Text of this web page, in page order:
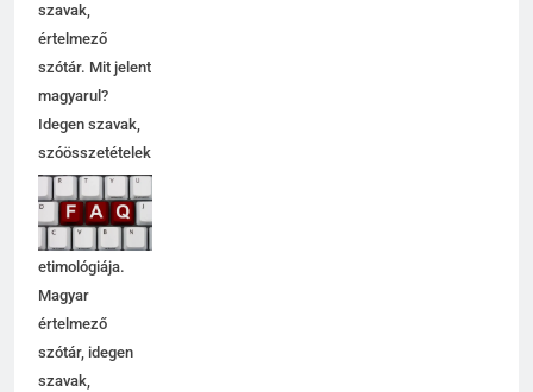
szavak,
értelmező
szótár. Mit jelent
magyarul?
Idegen szavak,
szóösszetételek
jelentése,
magyarázata,
használata,
etimológiája.
Magyar
értelmező
szótár, idegen
szavak,